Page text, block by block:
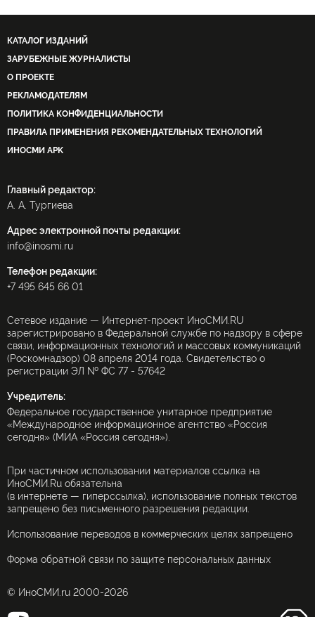
КАТАЛОГ ИЗДАНИЙ
ЗАРУБЕЖНЫЕ ЖУРНАЛИСТЫ
О ПРОЕКТЕ
РЕКЛАМОДАТЕЛЯМ
ПОЛИТИКА КОНФИДЕНЦИАЛЬНОСТИ
ПРАВИЛА ПРИМЕНЕНИЯ РЕКОМЕНДАТЕЛЬНЫХ ТЕХНОЛОГИЙ
ИНОСМИ APK
Главный редактор:
А. А. Тургиева
Адрес электронной почты редакции:
info@inosmi.ru
Телефон редакции:
+7 495 645 66 01
Сетевое издание — Интернет-проект ИноСМИ.RU
зарегистрировано в Федеральной службе по надзору в сфере
связи, информационных технологий и массовых коммуникаций
(Роскомнадзор) 08 апреля 2014 года. Свидетельство о
регистрации ЭЛ № ФС 77 - 57642
Учредитель:
Федеральное государственное унитарное предприятие
«Международное информационное агентство «Россия
сегодня» (МИА «Россия сегодня»).
При частичном использовании материалов ссылка на
ИноСМИ.Ru обязательна
(в интернете — гиперссылка), использование полных текстов
запрещено без письменного разрешения редакции.
Использование переводов в коммерческих целях запрещено
Форма обратной связи по защите персональных данных
© ИноСМИ.ru 2000-2026